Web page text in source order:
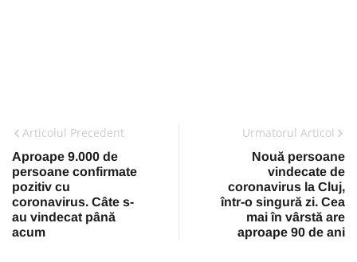
Articolul Precedent
Aproape 9.000 de
persoane confirmate
pozitiv cu
coronavirus. Câte s-
au vindecat până
acum
Urmatorul Articol
Nouă persoane
vindecate de
coronavirus la Cluj,
într-o singură zi. Cea
mai în vârstă are
aproape 90 de ani